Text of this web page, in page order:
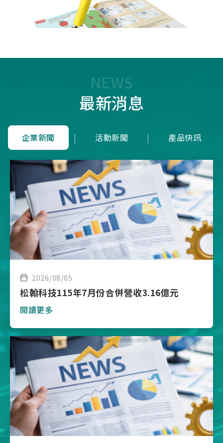
NEWS
最新消息
企業新聞 | 活動新聞 | 產品快訊
2026/08/05
松翰科技115年7月份合併營收3.16億元
閱讀更多